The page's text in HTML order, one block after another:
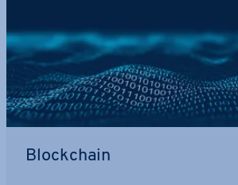
Blo­ck­chain